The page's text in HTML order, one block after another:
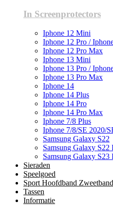
In Screenprotectors
Iphone 12 Mini
Iphone 12 Pro /
Iphone 12 Pro Max
Iphone 13 Mini
Iphone 13 Pro /
Iphone 13 Pro Max
Iphone 14
Iphone 14 Plus
Iphone 14 Pro
Iphone 14 Pro Max
Iphone 7/8 Plus
Iphone 7/8/SE 2020/
Samsung Galaxy S22
Samsung Galaxy S22
Samsung Galaxy S23
Sieraden
Speelgoed
Sport Hoofdband Zweetband
Tassen
Informatie